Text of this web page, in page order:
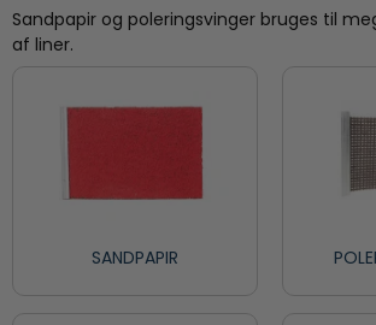
Sandpapir og poleringsvinger bruges til
af liner.
SANDPAPIR